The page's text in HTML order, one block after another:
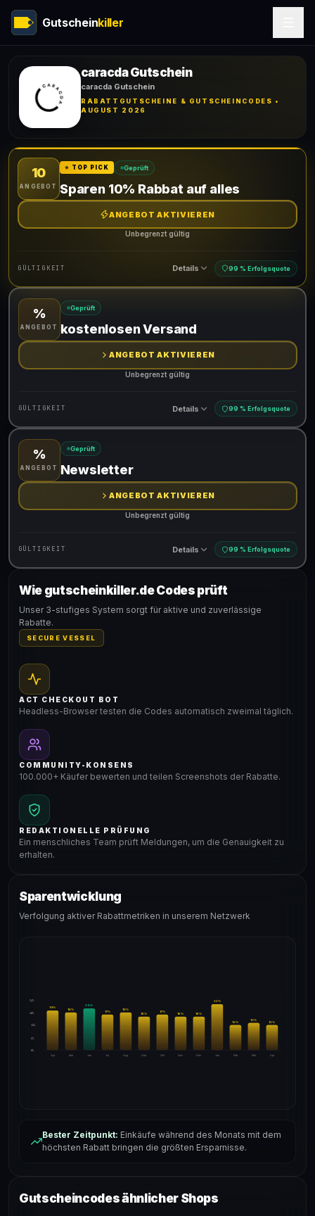
Gutscheinkiller
caracda Gutschein
caracda Gutschein
RABATTGUTSCHEINE & GUTSCHEINCODES •
AUGUST 2026
10
ANGEBOT
⭐ TOP PICK Geprüft
Sparen 10% Rabbat auf alles
ANGEBOT AKTIVIEREN
Unbegrenzt gültig
GÜLTIGKEIT Details 99 % Erfolgsquote
Gültig für teilnehmende Produkte
%
ANGEBOT
Geprüft
kostenlosen Versand
ANGEBOT AKTIVIEREN
Unbegrenzt gültig
GÜLTIGKEIT Details 99 % Erfolgsquote
Gültig für teilnehmende Produkte
%
ANGEBOT
Geprüft
Newsletter
ANGEBOT AKTIVIEREN
Unbegrenzt gültig
GÜLTIGKEIT Details 99 % Erfolgsquote
Gültig für teilnehmende Produkte
Wie gutscheinkiller.de Codes prüft
Unser 3-stufiges System sorgt für aktive und zuverlässige
Rabatte.
SECURE VESSEL
ACT CHECKOUT BOT
Headless-Browser testen die Codes automatisch zweimal täglich.
COMMUNITY-KONSENS
100.000+ Käufer bewerten und teilen Screenshots der Rabatte.
REDAKTIONELLE PRÜFUNG
Ein menschliches Team prüft Meldungen, um die Genauigkeit zu
erhalten.
Sparentwicklung
Verfolgung aktiver Rabattmetriken in unserem Netzwerk
24%
18%
12%
6%
0%
Apr
19%
Mai
18%
Jun
20%
Jul
17%
Aug
18%
Sep
16%
Okt
17%
Nov
16%
Dez
16%
Jan
22%
Feb
12%
Mär
13%
Apr
12%
Bester Zeitpunkt: Einkäufe während des Monats mit dem
höchsten Rabatt bringen die größten Ersparnisse.
Gutscheincodes ähnlicher Shops